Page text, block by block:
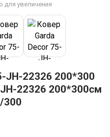
для увеличения
JH-22326 200*300
22326 200*300см
300